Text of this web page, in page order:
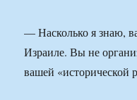
— Насколько я знаю,
Израиле. Вы не
вашей